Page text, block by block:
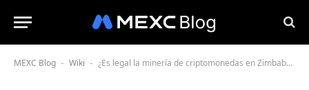
MEXC Blog - Wiki - ¿Es legal la minería de criptomonedas en Zimbabue?